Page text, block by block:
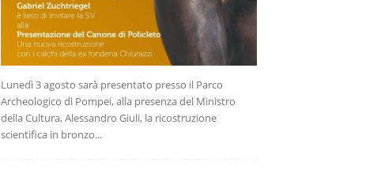
Lunedì 3 agosto sarà presentato presso il Parco
Archeologico di Pompei, alla presenza del Ministro
della Cultura, Alessandro Giuli, la ricostruzione
scientifica in bronzo...